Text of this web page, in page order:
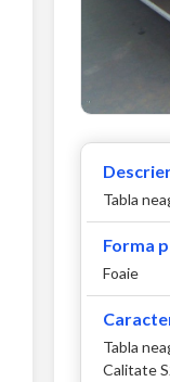
Tabla
Forma
Foaie
Tabla
Calitate